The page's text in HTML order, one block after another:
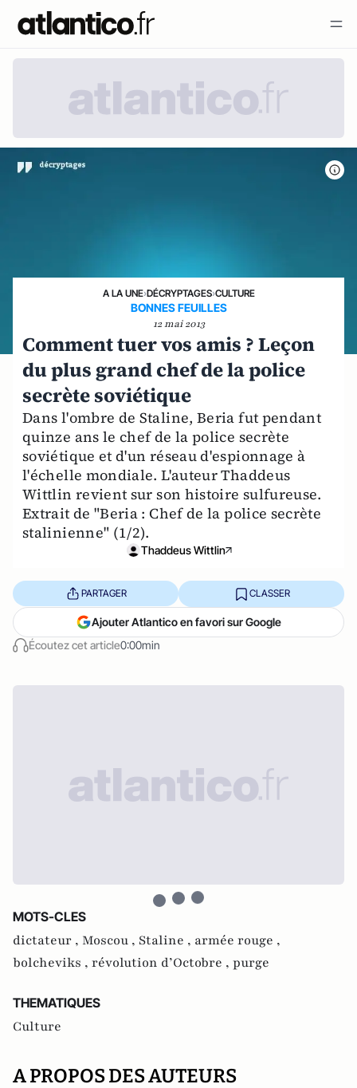
A LA UNE›DÉCRYPTAGES›CULTURE
BONNES FEUILLES
12 mai 2013
Comment tuer vos amis ? Leçon
du plus grand chef de la police
secrète soviétique
Dans l'ombre de Staline, Beria fut pendant
quinze ans le chef de la police secrète
soviétique et d'un réseau d'espionnage à
l'échelle mondiale. L'auteur Thaddeus
Wittlin revient sur son histoire sulfureuse.
Extrait de "Beria : Chef de la police secrète
stalinienne" (1/2).
Thaddeus Wittlin
Écoutez cet article0:00min
PARTAGER CLASSER
Ajouter Atlantico en favori sur Google
MOTS-CLES
dictateur , Moscou , Staline , armée rouge ,
bolcheviks , révolution d’Octobre , purge
THEMATIQUES
Culture
A PROPOS DES AUTEURS